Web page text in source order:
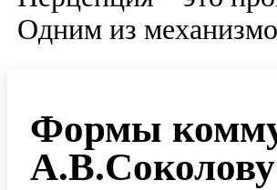
Одним из
Формы
А.В.Соколову